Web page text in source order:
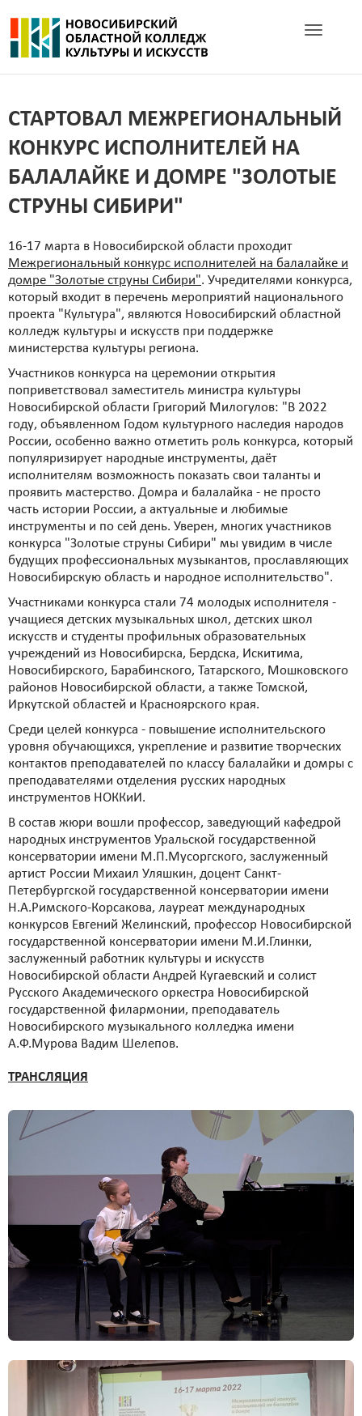
Toggle
СТАРТОВАЛ МЕЖРЕГИОНАЛЬНЫЙ
КОНКУРС ИСПОЛНИТЕЛЕЙ НА
БАЛАЛАЙКЕ И ДОМРЕ "ЗОЛОТЫЕ
СТРУНЫ СИБИРИ"
16-17 марта в Новосибирской области проходит
Межрегиональный конкурс исполнителей на балалайке и
домре "Золотые струны Сибири". Учредителями конкурса,
который входит в перечень мероприятий национального
проекта "Культура", являются Новосибирский областной
колледж культуры и искусств при поддержке
министерства культуры региона.
Участников конкурса на церемонии открытия
поприветствовал заместитель министра культуры
Новосибирской области Григорий Милогулов: "В 2022
году, объявленном Годом культурного наследия народов
России, особенно важно отметить роль конкурса, который
популяризирует народные инструменты, даёт
исполнителям возможность показать свои таланты и
проявить мастерство. Домра и балалайка - не просто
часть истории России, а актуальные и любимые
инструменты и по сей день. Уверен, многих участников
конкурса "Золотые струны Сибири" мы увидим в числе
будущих профессиональных музыкантов, прославляющих
Новосибирскую область и народное исполнительство".
Участниками конкурса стали 74 молодых исполнителя -
учащиеся детских музыкальных школ, детских школ
искусств и студенты профильных образовательных
учреждений из Новосибирска, Бердска, Искитима,
Новосибирского, Барабинского, Татарского, Мошковского
районов Новосибирской области, а также Томской,
Иркутской областей и Красноярского края.
Среди целей конкурса - повышение исполнительского
уровня обучающихся, укрепление и развитие творческих
контактов преподавателей по классу балалайки и домры с
преподавателями отделения русских народных
инструментов НОККиИ.
В состав жюри вошли профессор, заведующий кафедрой
народных инструментов Уральской государственной
консерватории имени М.П.Мусоргского, заслуженный
артист России Михаил Уляшкин, доцент Санкт-
Петербургской государственной консерватории имени
Н.А.Римского-Корсакова, лауреат международных
конкурсов Евгений Желинский, профессор Новосибирской
государственной консерватории имени М.И.Глинки,
заслуженный работник культуры и искусств
Новосибирской области Андрей Кугаевский и солист
Русского Академического оркестра Новосибирской
государственной филармонии, преподаватель
Новосибирского музыкального колледжа имени
А.Ф.Мурова Вадим Шелепов.
ТРАНСЛЯЦИЯ